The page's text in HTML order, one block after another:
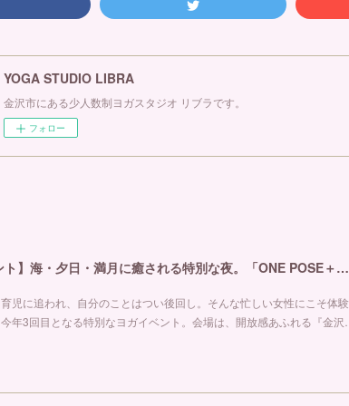
YOGA STUDIO LIBRA
金沢市にある少人数制ヨガスタジオ リブラです。
フォロー
【金沢ヨガイベント】海・夕日・満月に癒される特別な夜。「ONE POSE＋MOONLIGHT YOGA」開催！ ヨガスタジオ リブラ
児に追われ、自分のことはつい後回し。そんな忙しい女性にこそ体験
年3回目となる特別なヨガイベント。会場は、開放感あふれる『金沢…